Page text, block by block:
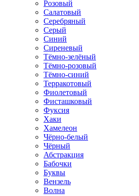
Розовый
Салатовый
Серебряный
Серый
Синий
Сиреневый
Тёмно-зелёный
Тёмно-розовый
Тёмно-синий
Терракотовый
Фиолетовый
Фисташковый
Фуксия
Хаки
Хамелеон
Чёрно-белый
Чёрный
Абстракция
Бабочки
Буквы
Вензель
Волна